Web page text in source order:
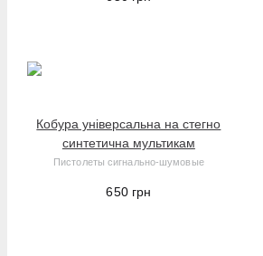
Firebird
Ganzo
Grand Way
Кобура універсальна на стегно
синтетична мультикам
Пистолеты сигнально-шумовые
650 грн